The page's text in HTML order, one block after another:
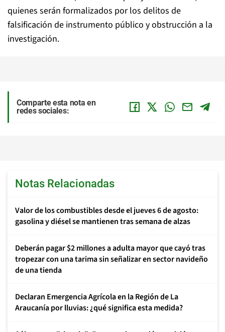
quienes serán formalizados por los delitos de
falsificación de instrumento público y obstrucción a la
investigación.
Comparte esta nota en
redes sociales:
Notas Relacionadas
Valor de los combustibles desde el jueves 6 de agosto:
gasolina y diésel se mantienen tras semana de alzas
Deberán pagar $2 millones a adulta mayor que cayó tras
tropezar con una tarima sin señalizar en sector navideño
de una tienda
Declaran Emergencia Agrícola en la Región de La
Araucanía por lluvias: ¿qué significa esta medida?